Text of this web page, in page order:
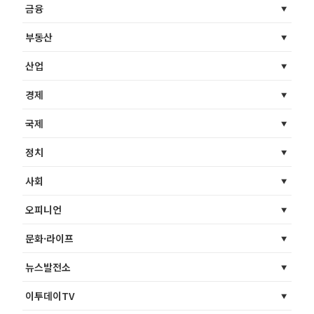
금융
부동산
산업
경제
국제
정치
사회
오피니언
문화·라이프
뉴스발전소
이투데이TV